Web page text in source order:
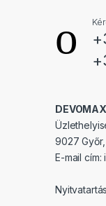
9027
E-mail cím: